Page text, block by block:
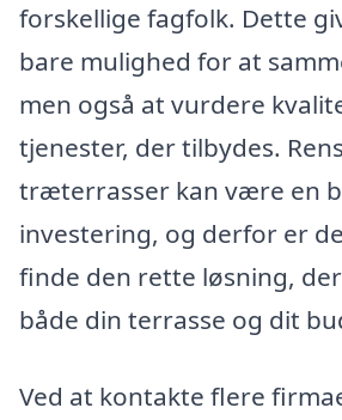
forskellige fagfolk. Dette
bare mulighed for at
men også at vurdere
tjenester, der tilbydes.
træterrasser kan være en
investering, og derfor er
finde den rette løsning,
både din terrasse og dit
Ved at kontakte flere